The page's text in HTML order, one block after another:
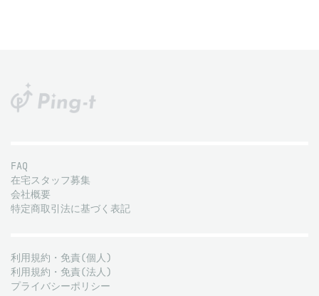
FAQ
在宅スタッフ募集
会社概要
特定商取引法に基づく表記
利用規約・免責(個人)
利用規約・免責(法人)
プライバシーポリシー